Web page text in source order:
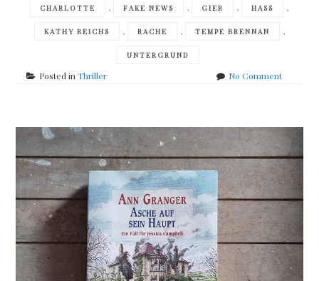
CHARLOTTE , FAKE NEWS , GIER , HASS ,
KATHY REICHS , RACHE , TEMPE BRENNAN ,
UNTERGRUND
Posted inThriller No Commenton
Das
des
Bösen